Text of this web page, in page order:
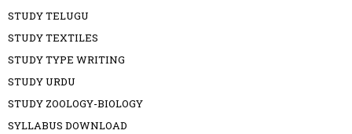
STUDY TELUGU
STUDY TEXTILES
STUDY TYPE WRITING
STUDY URDU
STUDY ZOOLOGY-BIOLOGY
SYLLABUS DOWNLOAD